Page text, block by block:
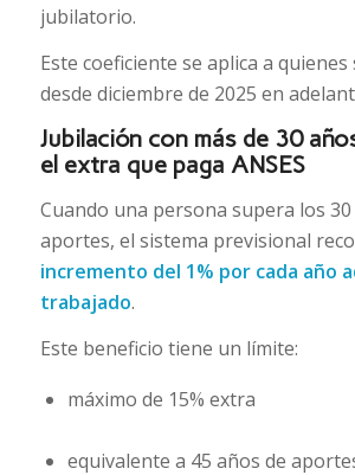
jubilatorio.
Este coeficiente se aplica a
desde diciembre de 2025 en
Jubilación con más de 30
el extra que paga ANSES
Cuando una persona supera los 30
aportes, el sistema previsional
incremento del 1% por cada año
trabajado.
Este beneficio tiene un límite:
máximo de 15% extra
equivalente a 45 años de